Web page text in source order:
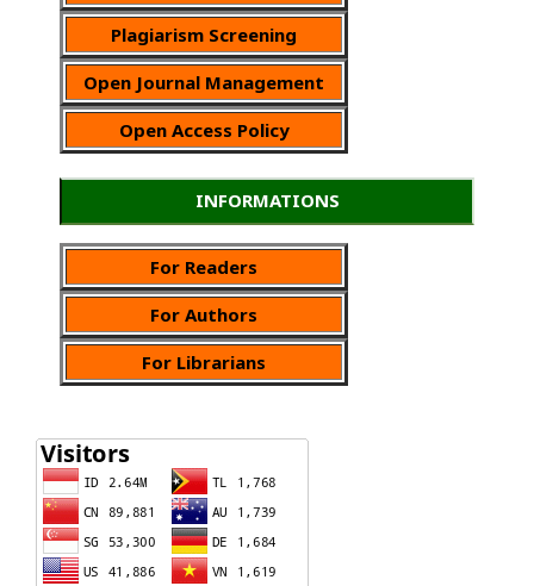
Plagiarism Screening
Open Journal Management
Open Access Policy
INFORMATIONS
For Readers
For Authors
For Librarians